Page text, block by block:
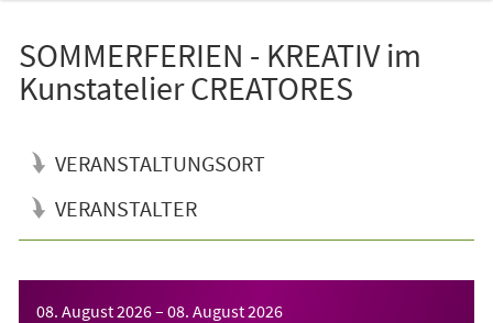
SOMMERFERIEN - KREATIV im
Kunstatelier CREATORES
VERANSTALTUNGSORT
VERANSTALTER
08. August 2026– 08. August 2026